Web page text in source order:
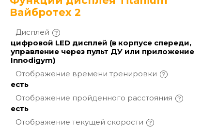
Вайбротех 2
Дисплей
цифровой LED дисплей (в корпусе спереди,
управление через пульт ДУ или приложение
Innodigym)
Отображение времени тренировки
есть
Отображение пройденного расстояния
есть
Отображение текущей скорости